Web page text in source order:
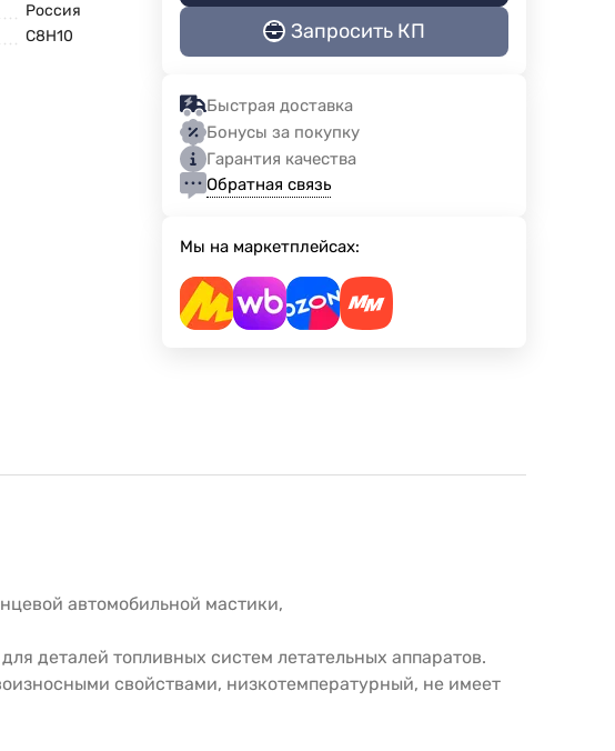
Россия
С8Н10
Запросить КП
Быстрая доставка
Бонусы за покупку
Гарантия качества
Обратная связь
Мы на маркетплейсах:
автомобильной мастики,
деталей топливных систем летательных аппаратов.
свойствами, низкотемпературный, не имеет